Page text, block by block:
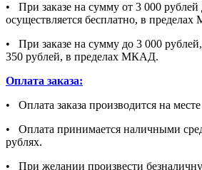
• При заказе на сумму от 3 000 рублей
осуществляется бесплатно, в
• При заказе на сумму до 3 000
350 рублей, в пределах МКАД.
Оплата заказа:
• Оплата заказа производится на
• Оплата принимается наличными
рублях.
• При желании произвести